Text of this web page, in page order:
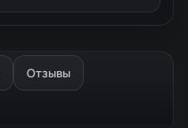
Отзывы